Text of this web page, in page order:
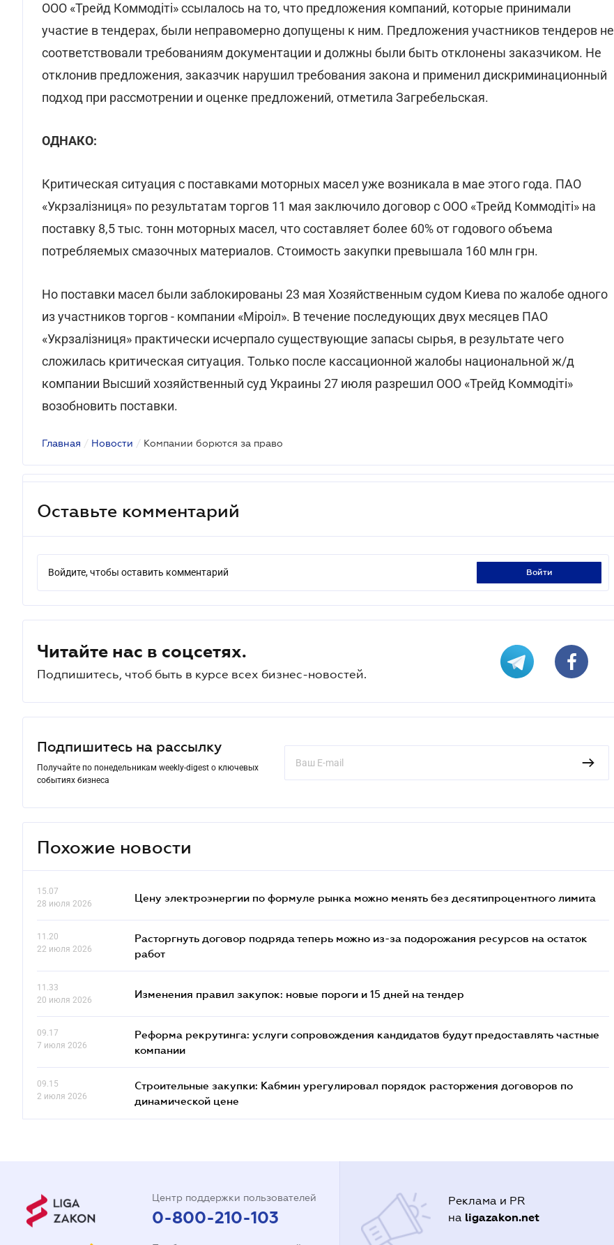
ООО «Трейд Коммодіті» ссылалось на то, что предложения компаний, которые принимали
участие в тендерах, были неправомерно допущены к ним. Предложения участников тендеров не
соответствовали требованиям документации и должны были быть отклонены заказчиком. Не
отклонив предложения, заказчик нарушил требования закона и применил дискриминационный
подход при рассмотрении и оценке предложений, отметила Загребельская.
ОДНАКО:
Критическая ситуация с поставками моторных масел уже возникала в мае этого года. ПАО
«Укрзалізниця» по результатам торгов 11 мая заключило договор с ООО «Трейд Коммодіті» на
поставку 8,5 тыс. тонн моторных масел, что составляет более 60% от годового объема
потребляемых смазочных материалов. Стоимость закупки превышала 160 млн грн.
Но поставки масел были заблокированы 23 мая Хозяйственным судом Киева по жалобе одного
из участников торгов - компании «Міроіл». В течение последующих двух месяцев ПАО
«Укрзалізниця» практически исчерпало существующие запасы сырья, в результате чего
сложилась критическая ситуация. Только после кассационной жалобы национальной ж/д
компании Высший хозяйственный суд Украины 27 июля разрешил ООО «Трейд Коммодіті»
возобновить поставки.
Главная / Новости / Компании борются за право
Оставьте комментарий
Войдите, чтобы оставить комментарий войти
Читайте нас в соцсетях.
Подпишитесь, чтоб быть в курсе всех бизнес-новостей.
Подпишитесь на рассылку
Получайте по понедельникам weekly-digest о ключевых
событиях бизнеса
Похожие новости
15.07
28 июля 2026
Цену электроэнергии по формуле рынка можно менять без десятипроцентного лимита
11.20
22 июля 2026
Расторгнуть договор подряда теперь можно из-за подорожания ресурсов на остаток
работ
11.33
20 июля 2026
Изменения правил закупок: новые пороги и 15 дней на тендер
09.17
7 июля 2026
Реформа рекрутинга: услуги сопровождения кандидатов будут предоставлять частные
компании
09.15
2 июля 2026
Строительные закупки: Кабмин урегулировал порядок расторжения договоров по
динамической цене
Центр поддержки пользователей
0-800-210-103
Реклама и PR
на ligazakon.net